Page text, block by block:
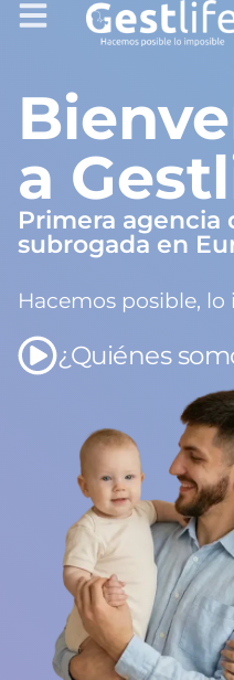
a
Primera agencia
subrogada en
Hacemos posible,
¿Quiénes